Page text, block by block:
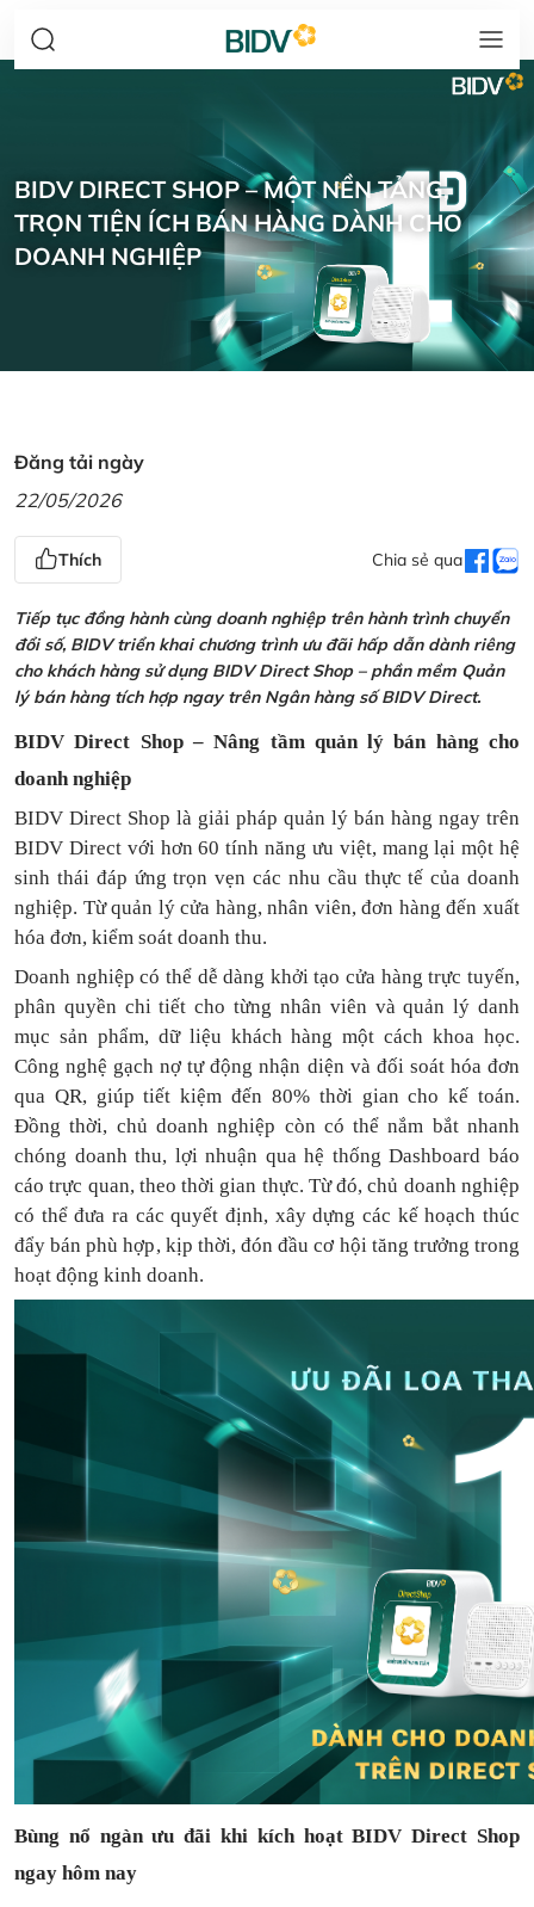
BIDV DIRECT SHOP – MỘT NỀN TẢNG,
TRỌN TIỆN ÍCH BÁN HÀNG DÀNH CHO
DOANH NGHIỆP
Đăng tải ngày
22/05/2026
Thích Chia sẻ qua
Tiếp tục đồng hành cùng doanh nghiệp trên hành trình chuyển
đổi số, BIDV triển khai chương trình ưu đãi hấp dẫn dành riêng
cho khách hàng sử dụng BIDV Direct Shop – phần mềm Quản
lý bán hàng tích hợp ngay trên Ngân hàng số BIDV Direct.
BIDV Direct Shop – Nâng tầm quản lý bán hàng cho
doanh nghiệp
BIDV Direct Shop là giải pháp quản lý bán hàng ngay trên
BIDV Direct với hơn 60 tính năng ưu việt, mang lại một hệ
sinh thái đáp ứng trọn vẹn các nhu cầu thực tế của doanh
nghiệp. Từ quản lý cửa hàng, nhân viên, đơn hàng đến xuất
hóa đơn, kiểm soát doanh thu.
Doanh nghiệp có thể dễ dàng khởi tạo cửa hàng trực tuyến,
phân quyền chi tiết cho từng nhân viên và quản lý danh
mục sản phẩm, dữ liệu khách hàng một cách khoa học.
Công nghệ gạch nợ tự động nhận diện và đối soát hóa đơn
qua QR, giúp tiết kiệm đến 80% thời gian cho kế toán.
Đồng thời, chủ doanh nghiệp còn có thể nắm bắt nhanh
chóng doanh thu, lợi nhuận qua hệ thống Dashboard báo
cáo trực quan, theo thời gian thực. Từ đó, chủ doanh nghiệp
có thểđưa ra các quyết định, xây dựng các kế hoạch thúc
đẩy bán phù hợp, kịp thời, đón đầu cơ hội tăng trưởng trong
hoạt động kinh doanh.
Bùng nổ ngàn ưu đãi khi kích hoạt BIDV Direct Shop
ngay hôm nay